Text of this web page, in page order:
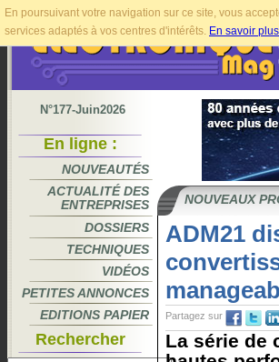
En poursuivant votre navigation sur ce site, vous
services adaptés à vos centres d'intérêts. En savoir
N°177-Juin2026
En ligne :
NOUVEAUTÉS
ACTUALITÉ DES
ENTREPRISES
DOSSIERS
TECHNIQUES
VIDÉOS
PETITES ANNONCES
EDITIONS PAPIER
Rechercher
NOUVEAUX
ADM21
Partagez sur
La série de